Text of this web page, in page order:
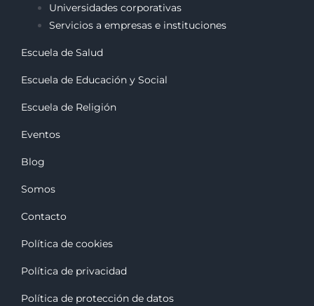
Universidades corporativas
Servicios a empresas e instituciones
Escuela de Salud
Escuela de Educación y Social
Escuela de Religión
Eventos
Blog
Somos
Contacto
Política de cookies
Política de privacidad
Política de protección de datos